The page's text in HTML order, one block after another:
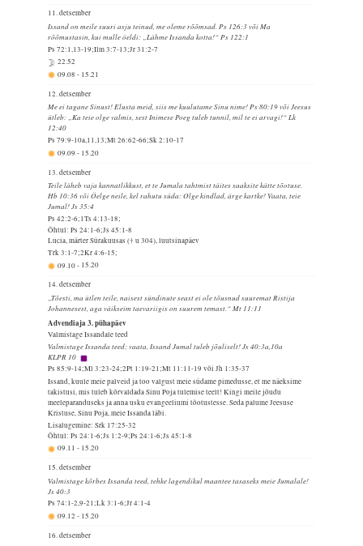
11. detsember
Issand on meile suuri asju teinud, me oleme rõõmsad. Ps 126:3 või Ma
rõõmustasin, kui mulle öeldi: „Lähme Issanda kotta!“ Ps 122:1
Ps 72:1,13-19;Ilm 3:7-13;Jr 31:2-7
22.52
09.08- 15.21
12. detsember
Me ei tagane Sinust! Elusta meid, siis me kuulutame Sinu nime! Ps 80:19 või Jeesus
ütleb: „Ka teie olge valmis, sest Inimese Poeg tuleb tunnil, mil te ei arvagi!“ Lk
12:40
Ps 79:9-10a,11,13;Mt 26:62-66;Sk 2:10-17
09.09- 15.20
13. detsember
Teile läheb vaja kannatlikkust, et te Jumala tahtmist täites saaksite kätte tõotuse.
Hb 10:36 või Öelge neile, kel rahutu süda: Olge kindlad, ärge kartke! Vaata, teie
Jumal! Js 35:4
Ps 42:2-6;1Ts 4:13-18;
Õhtul: Ps 24:1-6;Js 45:1-8
Lucia, märter Sürakuusas († u 304), luutsinapäev
Trk 3:1-7;2Kr 4:6-15;
09.10- 15.20
14. detsember
„Tõesti, ma ütlen teile, naisest sündinute seast ei ole tõusnud suuremat Ristija
Johannesest, aga väikseim taevariigis on suurem temast.“ Mt 11:11
Advendiaja 3. pühapäev
Valmistage Issandale teed
Valmistage Issanda teed; vaata, Issand Jumal tuleb jõuliselt! Js 40:3a,10a
KLPR 10
Ps 85:9-14;Ml 3:23-24;2Pt 1:19-21;Mt 11:11-19 või Jh 1:35-37
Issand, kuule meie palveid ja too valgust meie südame pimedusse, et me näeksime
takistusi, mis tuleb kõrvaldada Sinu Poja tulemise teelt! Kingi meile jõudu
meeleparanduseks ja anna usku evangeeliumi tõotustesse. Seda palume Jeesuse
Kristuse, Sinu Poja, meie Issanda läbi.
Lisalugemine: Srk 17:25-32
Õhtul: Ps 24:1-6;Js 1:2-9;Ps 24:1-6;Js 45:1-8
09.11- 15.20
15. detsember
Valmistage kõrbes Issanda teed, tehke lagendikul maantee tasaseks meie Jumalale!
Js 40:3
Ps 74:1-2,9-21;Lk 3:1-6;Jr 4:1-4
09.12- 15.20
16. detsember